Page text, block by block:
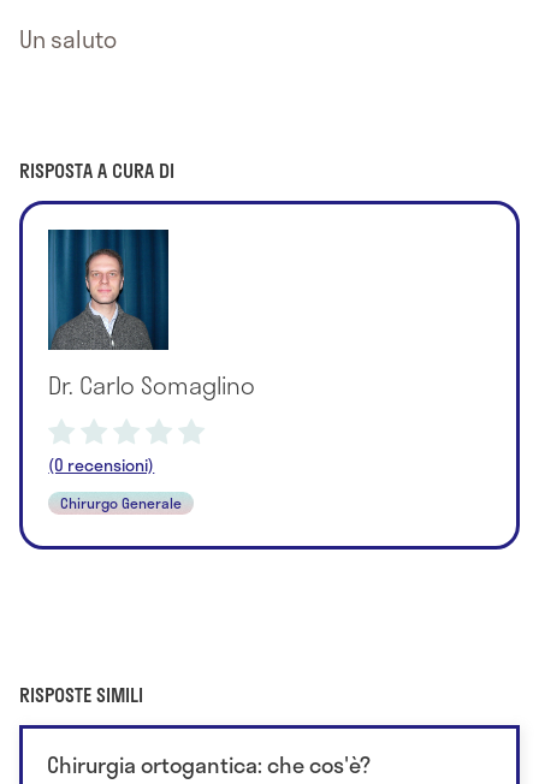
Un saluto
RISPOSTA A CURA DI
Dr. Carlo Somaglino
(0 recensioni)
Chirurgo Generale
RISPOSTE SIMILI
Chirurgia ortogantica: che cos'è?